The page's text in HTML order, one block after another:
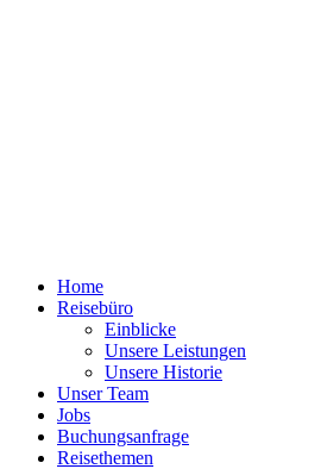
Home
Reisebüro
Einblicke
Unsere Leistungen
Unsere Historie
Unser Team
Jobs
Buchungsanfrage
Reisethemen